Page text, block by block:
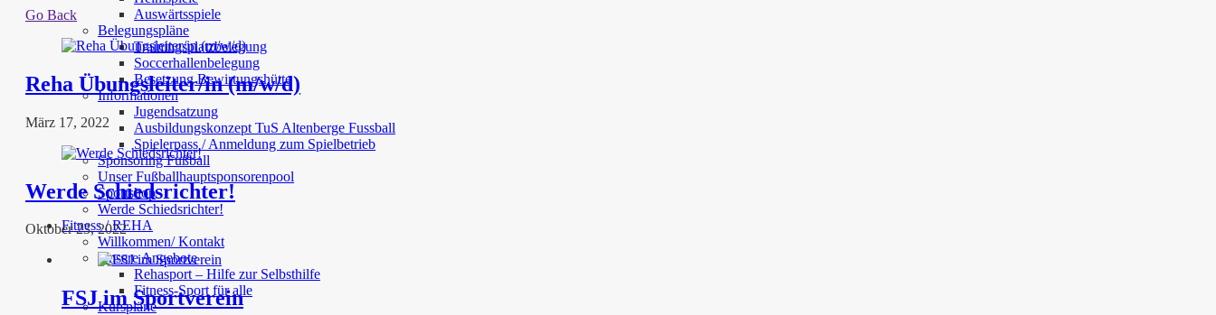
Auswärtsspiele
Belegungspläne
Trainingsplatzbelegung
Soccerhallenbelegung
Besetzung Bewirtungshütte
Informationen
Jugendsatzung
Ausbildungskonzept TuS Altenberge Fussball
Spielerpass / Anmeldung zum Spielbetrieb
Sponsoring Fußball
Unser Fußballhauptsponsorenpool
Sportshop
Werde Schiedsrichter!
Fitness / REHA
Willkommen/ Kontakt
Unsere Angebote
Rehasport – Hilfe zur Selbsthilfe
Fitness-Sport für alle
Kurspläne
Go Back
Reha Übungsleiter/in (m/w/d)
März 17, 2022
Werde Schiedsrichter!
Oktober 23, 2022
FSJ im Sportverein